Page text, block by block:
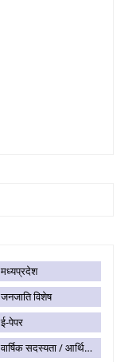
मध्यप्रदेश
जनजाति विशेष
ई-पेपर
वार्षिक सदस्यता / आर्थिक सहयोग